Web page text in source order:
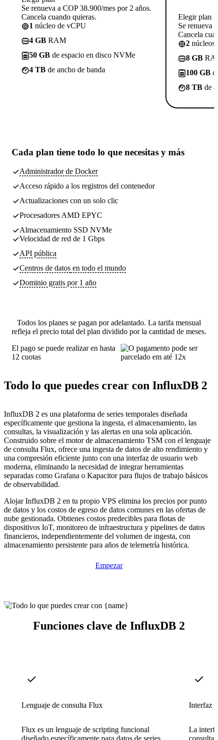
Se renueva a COP 38.900/mes por 2 años.
Cancela cuando quieras.
1 núcleo de vCPU
4 GB RAM
50 GB de espacio en disco NVMe
4 TB de ancho de banda
Elegir plan
Se renueva
Cancela
2 núcleos
8 GB
100 GB
8 TB de
Cada plan tiene todo lo que necesitas y más
Administrador de Docker
Acceso rápido a los registros del contenedor
Actualizaciones con un solo clic
Procesadores AMD EPYC
Almacenamiento SSD NVMe
Velocidad de red de 1 Gbps
API pública
Centros de datos en todo el mundo
Dominio gratis por 1 año
Todos los planes se pagan por adelantado. La tarifa mensual
refleja el precio total del plan dividido por la cantidad de meses.
El pago se puede realizar en hasta
12 cuotas
Todo lo que puedes crear con InfluxDB 2
InfluxDB 2 es una plataforma de series temporales diseñada
específicamente que gestiona la ingesta, el almacenamiento, las
consultas, la visualización y las alertas en una sola aplicación.
Construido sobre el motor de almacenamiento TSM con el lenguaje
de consulta Flux, ofrece una ingesta de datos de alto rendimiento y
una compresión eficiente junto con una interfaz de usuario web
moderna, eliminando la necesidad de integrar herramientas
separadas como Grafana o Kapacitor para flujos de trabajo básicos
de observabilidad.
Alojar InfluxDB 2 en tu propio VPS elimina los precios por punto
de datos y los costos de egreso de datos comunes en las ofertas de
nube gestionada. Obtienes costos predecibles para flotas de
dispositivos IoT, monitoreo de infraestructura y pipelines de datos
financieros, independientemente del volumen de ingesta, con
almacenamiento persistente para años de telemetría histórica.
Empezar
Funciones clave de InfluxDB 2
Lenguaje de consulta Flux
Flux es un lenguaje de scripting funcional
Interfaz
La